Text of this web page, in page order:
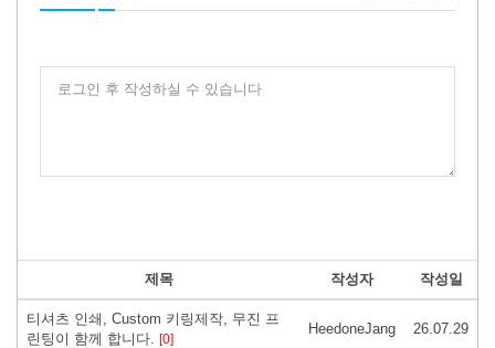
로그인 후 작성하실 수 있습니다
제목 작성자 작성일
티셔츠 인쇄, Custom 키링제작, 무진 프
린팅이 함께 합니다. [0]
HeedoneJang 26.07.29